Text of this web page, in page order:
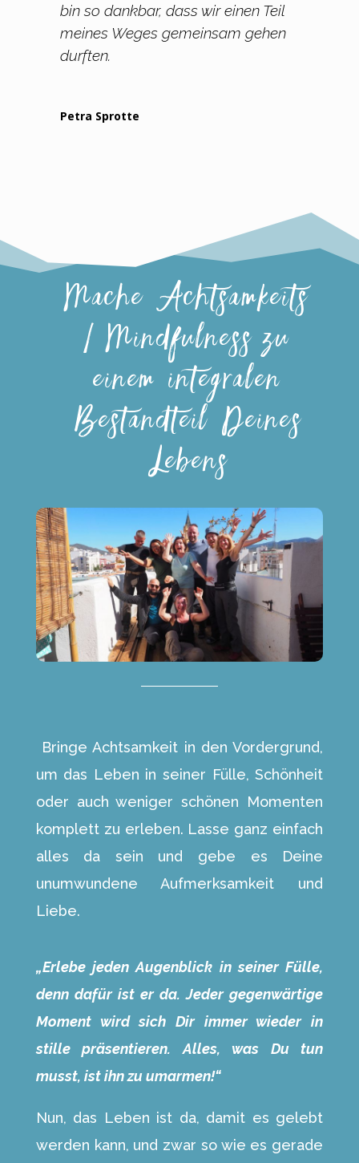
bin so dankbar, dass wir einen Teil
meines Weges gemeinsam gehen
durften.
Petra Sprotte
Mache Achtsamkeits
/ Mindfulness zu
einem integralen
Bestandteil Deines
Lebens
Bringe Achtsamkeit in den Vordergrund,
um das Leben in seiner Fülle, Schönheit
oder auch weniger schönen Momenten
komplett zu erleben. Lasse ganz einfach
alles da sein und gebe es Deine
unumwundene Aufmerksamkeit und
Liebe.
„Erlebe jeden Augenblick in seiner Fülle,
denn dafür ist er da. Jeder gegenwärtige
Moment wird sich Dir immer wieder in
stille präsentieren. Alles, was Du tun
musst, ist ihn zu umarmen!“
Nun, das Leben ist da, damit es gelebt
werden kann, und zwar so wie es gerade